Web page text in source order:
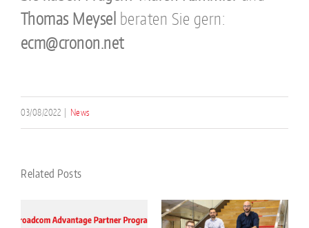
Thomas Meysel beraten Sie gern:
ecm@cronon.net
03/08/2022 News
Related Posts